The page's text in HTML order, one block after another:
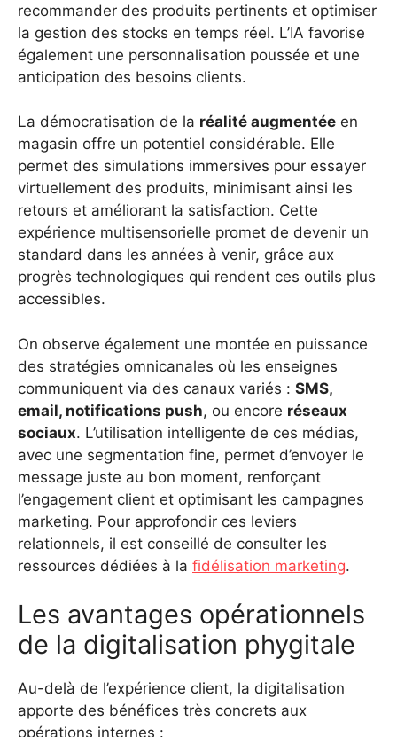
recommander des produits pertinents et optimiser
la gestion des stocks en temps réel. L’IA favorise
également une personnalisation poussée et une
anticipation des besoins clients.
La démocratisation de la réalité augmentée en
magasin offre un potentiel considérable. Elle
permet des simulations immersives pour essayer
virtuellement des produits, minimisant ainsi les
retours et améliorant la satisfaction. Cette
expérience multisensorielle promet de devenir un
standard dans les années à venir, grâce aux
progrès technologiques qui rendent ces outils plus
accessibles.
On observe également une montée en puissance
des stratégies omnicanales où les enseignes
communiquent via des canaux variés : SMS,
email, notifications push, ou encore réseaux
sociaux. L’utilisation intelligente de ces médias,
avec une segmentation fine, permet d’envoyer le
message juste au bon moment, renforçant
l’engagement client et optimisant les campagnes
marketing. Pour approfondir ces leviers
relationnels, il est conseillé de consulter les
ressources dédiées à la fidélisation marketing.
Les avantages opérationnels
de la digitalisation phygitale
Au-delà de l’expérience client, la digitalisation
apporte des bénéfices très concrets aux
opérations internes :